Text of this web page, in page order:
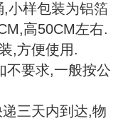
,小样包装为铝箔
高50CM左右.
,方便使用.
不要求,一般按公
递三天内到达,物